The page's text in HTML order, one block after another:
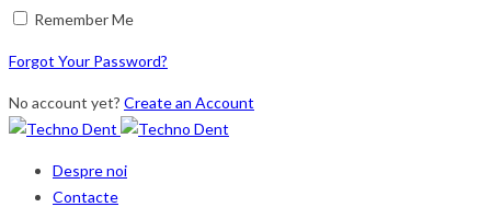
Remember Me
Forgot Your Password?
No account yet? Create an Account
Despre noi
Contacte